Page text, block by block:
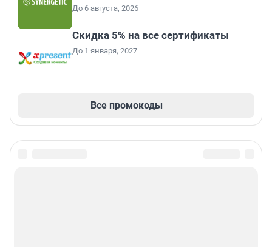
До 6 августа, 2026
Скидка 5% на все сертификаты
До 1 января, 2027
Все промокоды